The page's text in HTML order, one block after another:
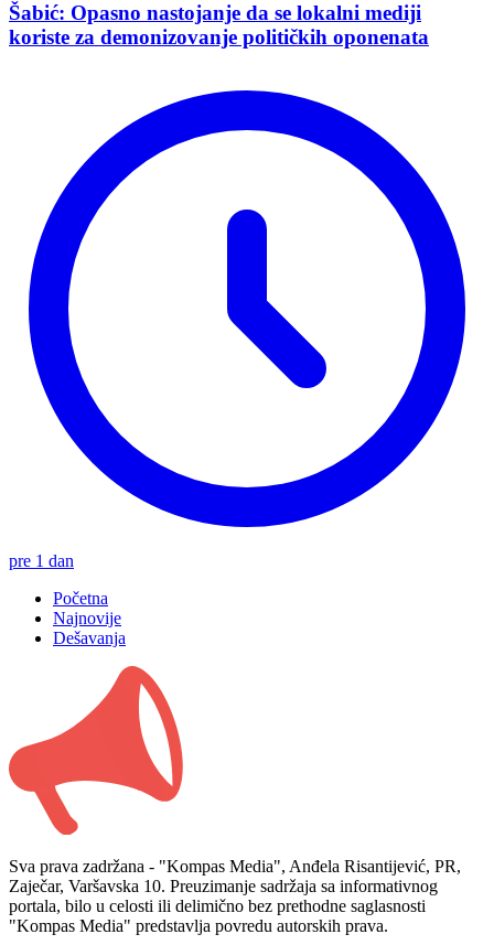
Šabić: Opasno nastojanje da se lokalni mediji
koriste za demonizovanje političkih oponenata
pre 1 dan
Početna
Najnovije
Dešavanja
Sva prava zadržana - "Kompas Media", Anđela Risantijević, PR,
Zaječar, Varšavska 10. Preuzimanje sadržaja sa informativnog
portala, bilo u celosti ili delimično bez prethodne saglasnosti
"Kompas Media" predstavlja povredu autorskih prava.